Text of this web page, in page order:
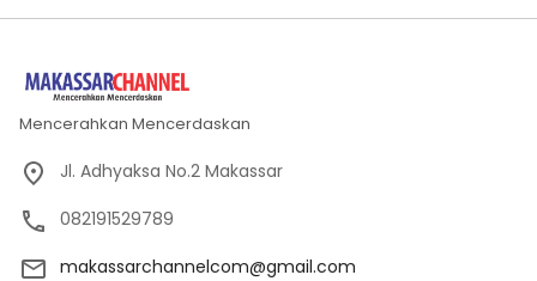
Mencerahkan Mencerdaskan
Jl. Adhyaksa No.2 Makassar
082191529789
makassarchannelcom@gmail.com